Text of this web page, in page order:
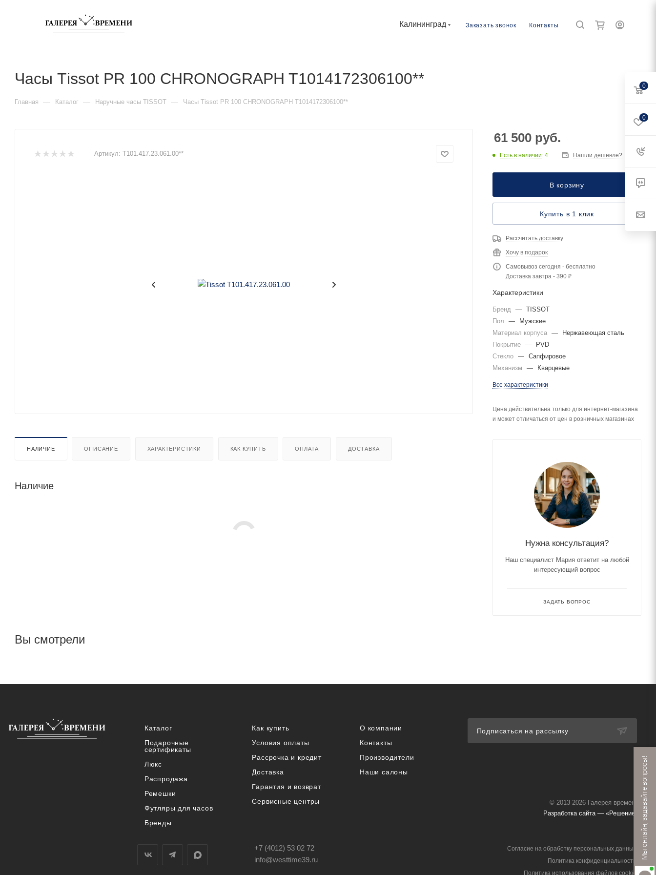
Калининград Заказать звонок Контакты
Часы Тissot PR 100 CHRONOGRAPH T1014172306100**
Главная — Каталог — Наручные часы TISSOT — Часы Тissot PR 100 CHRONOGRAPH T1014172306100**
Артикул: T101.417.23.061.00**
НАЛИЧИЕ ОПИСАНИЕ ХАРАКТЕРИСТИКИ КАК КУПИТЬ ОПЛАТА ДОСТАВКА
Наличие
61 500 руб.
Есть в наличии: 4 Нашли дешевле?
В корзину
Купить в 1 клик
Рассчитать доставку
Хочу в подарок
Самовывоз сегодня - бесплатно
Доставка завтра - 390 ₽
Характеристики
Бренд — TISSOT
Пол
—
Мужские
Материал корпуса —
Нержавеющая сталь
Покрытие —
PVD
Стекло — Сапфировое
Механизм
— Кварцевые
Все характеристики
Цена действительна только для интернет-магазина
и может отличаться от цен в розничных магазинах
Нужна консультация?
Наш специалист Мария ответит на любой
интересующий вопрос
ЗАДАТЬ ВОПРОС
Вы смотрели
Каталог
Подарочные
сертификаты
Люкс
Распродажа
Ремешки
Футляры для часов
Бренды
Как купить
Условия оплаты
Рассрочка и кредит
Доставка
Гарантия и возврат
Сервисные центры
О компании
Контакты
Производители
Наши салоны
Подписаться на рассылку
© 2013-2026 Галерея времени
Разработка сайта — «Решение»
+7 (4012) 53 02 72
info@westtime39.ru
Согласие на обработку персональных данных
Политика конфиденциальности
Политика использования файлов cookie
0
0
Мы онлайн, задавайте вопросы!